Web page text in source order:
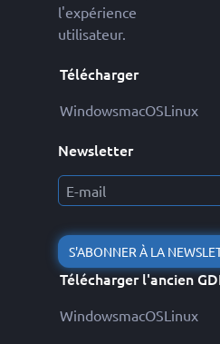
l'expérience
utilisateur.
Télécharger
WindowsmacOSLinux
Newsletter
S'ABONNER À LA
Télécharger l'ancien
WindowsmacOSLinux